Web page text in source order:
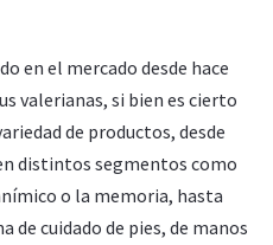
en el mercado desde hace
valerianas, si bien es cierto
de productos, desde
distintos segmentos como
o la memoria, hasta
de cuidado de pies, de manos